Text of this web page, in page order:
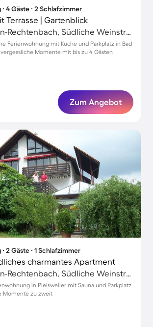
4 Gäste ∙ 2 Schlafzimmer
Terrasse | Gartenblick
Schweigen-Rechtenbach, Südliche Weinstraße, Deutschland
Ferienwohnung mit Küche und Parkplatz in Bad
Momente mit bis zu 4 Gästen
Zum Angebot
2 Gäste ∙ 1 Schlafzimmer
charmantes Apartment
Schweigen-Rechtenbach, Südliche Weinstraße, Deutschland
in Pleisweiler mit Sauna und Parkplatz
Momente zu zweit